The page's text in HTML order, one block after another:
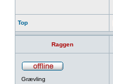
Top
Raggen
Grævling